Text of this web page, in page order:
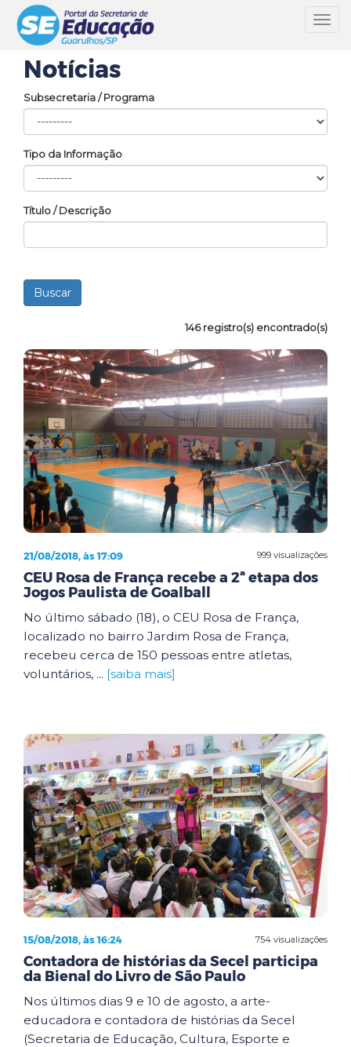
Notícias
Subsecretaria / Programa
Tipo da Informação
Título / Descrição
146 registro(s) encontrado(s)
999 visualizações
21/08/2018, às 17:09
CEU Rosa de França recebe a 2ª etapa dos
Jogos Paulista de Goalball
No último sábado (18), o CEU Rosa de França,
localizado no bairro Jardim Rosa de França,
recebeu cerca de 150 pessoas entre atletas,
voluntários, ... [saiba mais]
754 visualizações
15/08/2018, às 16:24
Contadora de histórias da Secel participa
da Bienal do Livro de São Paulo
Nos últimos dias 9 e 10 de agosto, a arte-
educadora e contadora de histórias da Secel
(Secretaria de Educação, Cultura, Esporte e